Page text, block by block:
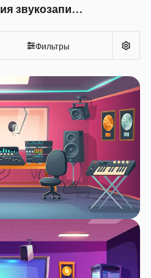
Векторы По Запросу Студия звукозаписи
Фильтры